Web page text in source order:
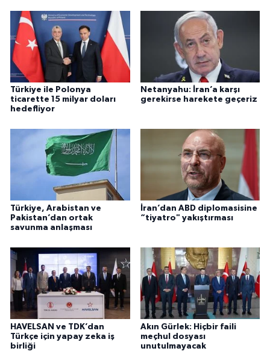
Türkiye ile Polonya
ticarette 15 milyar doları
hedefliyor
Netanyahu: İran’a karşı
gerekirse harekete geçeriz
Türkiye, Arabistan ve
Pakistan’dan ortak
savunma anlaşması
İran’dan ABD diplomasisine
“tiyatro" yakıştırması
HAVELSAN ve TDK’dan
Türkçe için yapay zeka iş
birliği
Akın Gürlek: Hiçbir faili
meçhul dosyası
unutulmayacak